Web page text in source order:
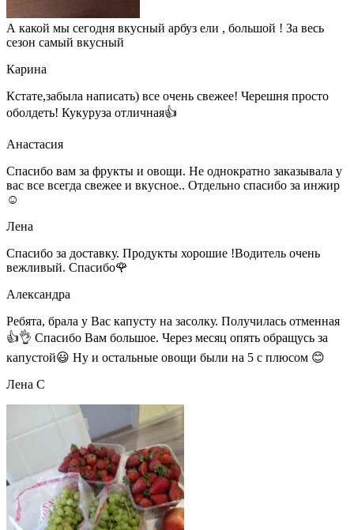
А какой мы сегодня вкусный арбуз ели , большой ! За весь
сезон самый вкусный
Карина
Кстате,забыла написать) все очень свежее! Черешня просто
оболдеть! Кукуруза отличная👍
Анастасия
Спасибо вам за фрукты и овощи. Не однократно заказывала у
вас все всегда свежее и вкусное.. Отдельно спасибо за инжир
☺
Лена
Спасибо за доставку. Продукты хорошие !Водитель очень
вежливый. Спасибо🌹
Александра
Ребята, брала у Вас капусту на засолку. Получилась отменная
👍👌 Спасибо Вам большое. Через месяц опять обращусь за
капустой😃 Ну и остальные овощи были на 5 с плюсом 😊
Лена С